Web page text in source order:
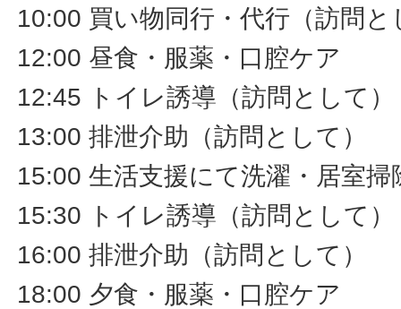
10:00 買い物同行・代行（訪問と
12:00 昼食・服薬・口腔ケア
12:45 トイレ誘導（訪問として）
13:00 排泄介助（訪問として）
15:00 生活支援にて洗濯・居室
15:30 トイレ誘導（訪問として）
16:00 排泄介助（訪問として）
18:00 夕食・服薬・口腔ケア